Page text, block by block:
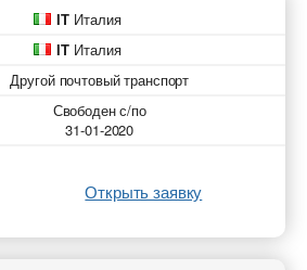
IT Италия
IT Италия
Другой почтовый транспорт
Свободен с/по
31-01-2020
Открыть заявку